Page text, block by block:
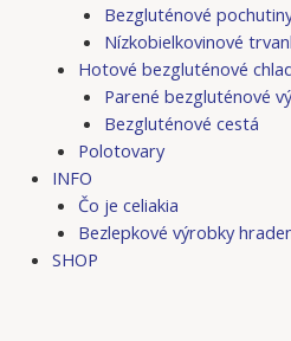
Bezgluténové
Nízkobielkovinové
Hotové bezgluténové
Parené bezgluténové
Bezgluténové cestá
Polotovary
INFO
Čo je celiakia
Bezlepkové výrobky
SHOP